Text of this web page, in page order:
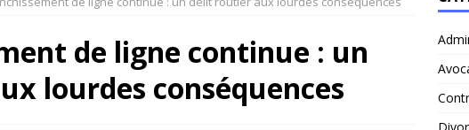
de ligne continue : un
lourdes conséquences